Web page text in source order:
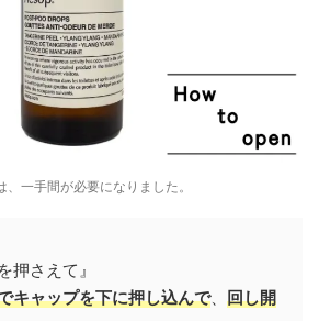
、一手間が必要になりました。
押さえて』
キャップを下に押し込んで、 回し開